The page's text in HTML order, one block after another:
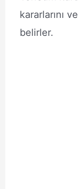
kararlarını
belirler.